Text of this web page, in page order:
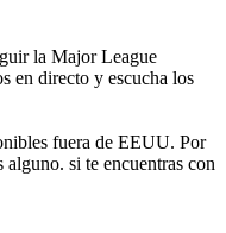
la Major League
en directo y escucha los
fuera de EEUU. Por
alguno. si te encuentras con